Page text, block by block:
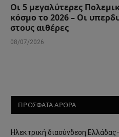
Οι 5 μεγαλύτερες
κόσμο το 2026 – Οι
στους αιθέρες
08/07/2026
ΠΡΟΣΦΑΤΑ ΑΡΘΡΑ
Ηλεκτρική διασύνδεση